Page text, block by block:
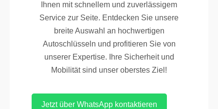
Ihnen mit schnellem und zuverlässigem
Service zur Seite. Entdecken Sie unsere
breite Auswahl an hochwertigen
Autoschlüsseln und profitieren Sie von
unserer Expertise. Ihre Sicherheit und
Mobilität sind unser oberstes Ziel!
Jetzt über WhatsApp kontaktieren